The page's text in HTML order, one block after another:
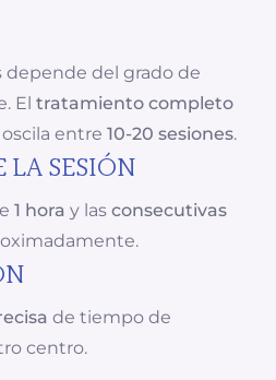
depende del grado de
El tratamiento completo
oscila entre 10-20 sesiones.
LA SESIÓN
1 hora y las consecutivas
de tiempo de
centro.